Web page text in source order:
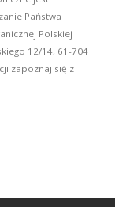
Państwa
Polskiej
12/14, 61-704
zapoznaj się z